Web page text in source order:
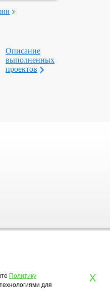
Описание
выполненных
проектов
X
Политику
для